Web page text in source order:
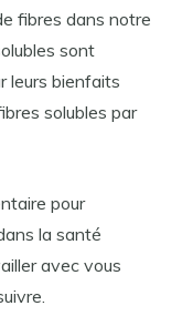
fibres dans notre
sont
leurs bienfaits
solubles par
pour
la santé
avec vous